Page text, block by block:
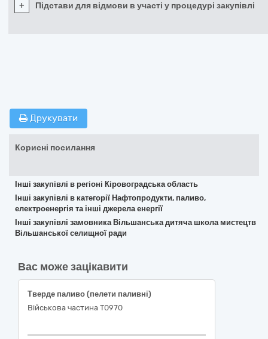
+ Підстави для відмови в участі у процедурі закупівлі
Друкувати
Корисні посилання
Інші закупівлі в регіоні Кіровоградська область
Інші закупівлі в категорії Нафтопродукти, паливо,
електроенергія та інші джерела енергії
Інші закупівлі замовника Вільшанська дитяча школа мистецтв
Вільшанської селищної ради
Вас може зацікавити
Тверде паливо (пелети паливні)
Військова частина Т0970